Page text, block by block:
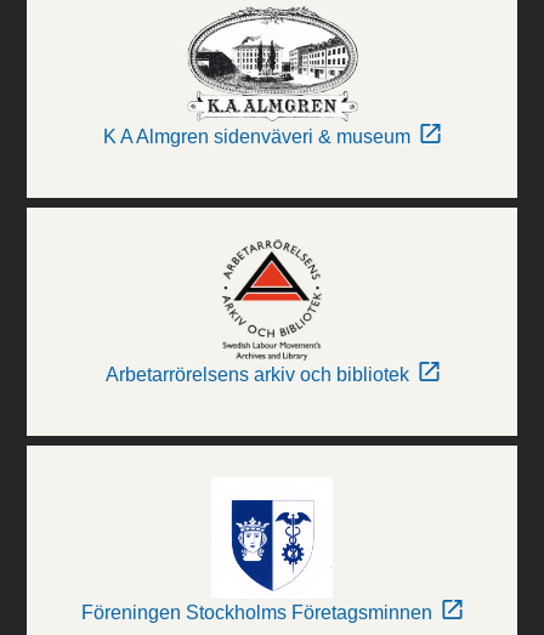
K A Almgren sidenväveri & museum
Arbetarrörelsens arkiv och bibliotek
Föreningen Stockholms Företagsminnen